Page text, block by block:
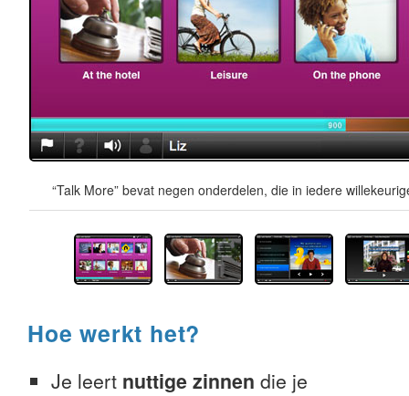
“Talk More” bevat negen onderdelen, die in iedere
Hoe werkt het?
Je leert nuttige zinnen die je